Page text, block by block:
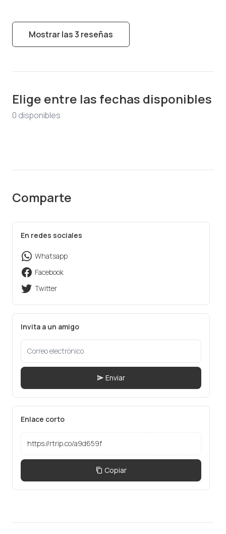
Mostrar las 3 reseñas
Elige entre las fechas disponibles
0 disponibles
Comparte
En redes sociales
Whatsapp
Facebook
Twitter
Invita a un amigo
Enviar
Enlace corto
Copiar